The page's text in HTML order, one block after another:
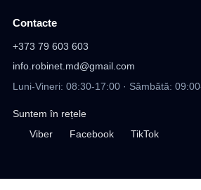
Contacte
+373 79 603 603
info.robinet.md@gmail.com
Luni-Vineri: 08:30-17:00 · Sâmbătă:
Suntem în rețele
Viber
Facebook TikTok